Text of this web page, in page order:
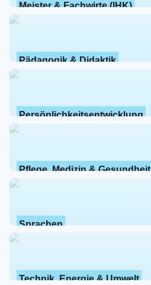
Meister & Fachwirte (IHK)
Pädagogik & Didaktik
Persönlichkeitsentwicklung
Pflege, Medizin & Gesundheit
Sprachen
Technik, Energie & Umwelt